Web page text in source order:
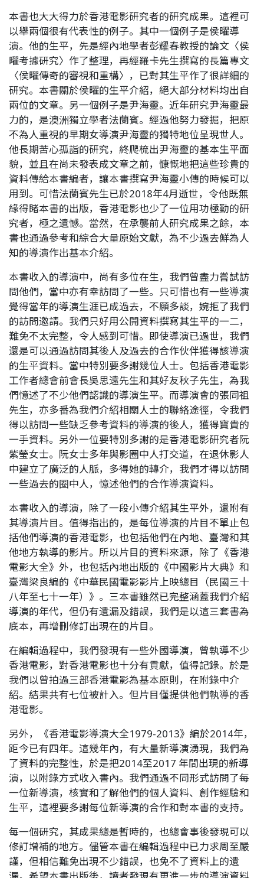
本書也大大得力於香港電影研究者的研究成果。這裡可
以舉兩個很有代表性的例子。其中一個例子是侯曜導
演。他的生平，先是經內地學者彭耀春教授的論文〈侯
曜考據研究〉作了整理，再經羅卡先生撰寫的長篇專文
〈侯曜傳奇的審視和重構〉，已對其生平作了很詳細的
研究。本書關於侯曜的生平介紹，絕大部分材料均出自
兩位的文章。另一個例子是尹海靈。近年研究尹海靈最
力的，是澳洲獨立學者法蘭賓。經過他努力發掘，把原
不為人重視的早期女導演尹海靈的獨特地位呈現世人。
他長期苦心孤詣的研究，終爬梳出尹海靈的基本生平面
貌，並且在尚未發表成文章之前，慷慨地把這些珍貴的
資料傳給本書編者，讓本書撰寫尹海靈小傳的時候可以
用到。可惜法蘭賓先生已於2018年4月逝世，令他既無
緣得睹本書的出版，香港電影也少了一位用功極勤的研
究者，極之遺憾。當然，在承襲前人研究成果之餘，本
書也通過參考和綜合大量原始文獻，為不少過去鮮為人
知的導演作出基本介紹。
本書收入的導演中，尚有多位在生，我們曾盡力嘗試訪
問他們，當中亦有幸訪問了一些。只可惜也有一些導演
覺得當年的導演生涯已成過去，不願多談，婉拒了我們
的訪問邀請。我們只好用公開資料撰寫其生平的一二，
難免不太完整，令人感到可惜。即使導演已過世，我們
還是可以通過訪問其後人及過去的合作伙伴獲得該導演
的生平資料。當中特別要多謝幾位人士。包括香港電影
工作者總會前會長吳思遠先生和其好友秋子先生，為我
們憶述了不少他們認識的導演生平。而導演會的張同祖
先生，亦多番為我們介紹相關人士的聯絡途徑，令我們
得以訪問一些缺乏參考資料的導演的後人，獲得寶貴的
一手資料。另外一位要特別多謝的是香港電影研究者阮
紫瑩女士。阮女士多年與影圈中人打交道，在退休影人
中建立了廣泛的人脈，多得她的轉介，我們才得以訪問
一些過去的圈中人，憶述他們的合作導演資料。
本書收入的導演，除了一段小傳介紹其生平外，還附有
其導演片目。值得指出的，是每位導演的片目不單止包
括他們導演的香港電影，也包括他們在內地、臺灣和其
他地方執導的影片。所以片目的資料來源，除了《香港
電影大全》外，也包括內地出版的《中國影片大典》和
臺灣梁良編的《中華民國電影影片上映總目（民國三十
八年至七十一年）》。三本書雖然已完整涵蓋我們介紹
導演的年代，但仍有遺漏及錯誤，我們是以這三套書為
底本，再增刪修訂出現在的片目。
在編輯過程中，我們發現有一些外國導演，曾執導不少
香港電影，對香港電影也十分有貢獻，值得記錄。於是
我們以曾拍過三部香港電影為基本原則，在附錄中介
紹。結果共有七位被計入。但片目僅提供他們執導的香
港電影。
另外，《香港電影導演大全1979-2013》編於2014年，
距今已有四年。這幾年內，有大量新導演湧現，我們為
了資料的完整性，於是把2014至2017 年間出現的新導
演，以附錄方式收入書內。我們通過不同形式訪問了每
一位新導演，核實和了解他們的個人資料、創作經驗和
生平，這裡要多謝每位新導演的合作和對本書的支持。
每一個研究，其成果總是暫時的，也總會事後發現可以
修訂增補的地方。儘管本書在編輯過程中已力求周至嚴
謹，但相信難免出現不少錯誤，也免不了資料上的遺